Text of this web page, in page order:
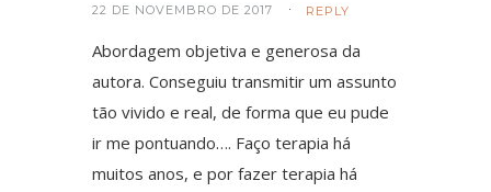
22 DE NOVEMBRO DE 2017 REPLY
Abordagem objetiva e generosa da
autora. Conseguiu transmitir um assunto
tão vivido e real, de forma que eu pude
ir me pontuando…. Faço terapia há
muitos anos, e por fazer terapia há